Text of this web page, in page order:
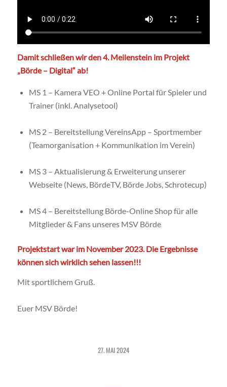
Damit schließen wir den 4. Meilenstein im Projekt
„Börde – Digital“ ab!
MS 1 – Kamera VEO + Online Portal für Spieler und
Trainer (inkl. Analysetool)
MS 2 – Bereitstellung VereinsApp – Sportmember
(Teamorganisation + Kommunikation im Verein)
MS 3 – Aktualisierung & Erweiterung unserer
Webseite (News, BördeTV, Börde Jobs, Schrotecup)
MS 4 – Bereitstellung Börde-Online Shop für alle
Mitglieder & Fans unseres MSV Börde
Projektstart war im November 2023. Die Ergebnisse
können sich wirklich sehen lassen!!!
Mit sportlichem Gruß.
Euer MSV Börde!
27. MAI 2024